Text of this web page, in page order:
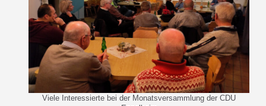
Viele Interessierte bei der Monatsversammlung der CDU